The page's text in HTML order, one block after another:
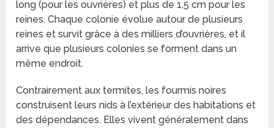
long (pour les ouvrières) et plus de 1,5 cm pour les
reines. Chaque colonie évolue autour de plusieurs
reines et survit grâce à des milliers d’ouvrières, et il
arrive que plusieurs colonies se forment dans un
même endroit.
Contrairement aux termites, les fourmis noires
construisent leurs nids à l’extérieur des habitations et
des dépendances. Elles vivent généralement dans